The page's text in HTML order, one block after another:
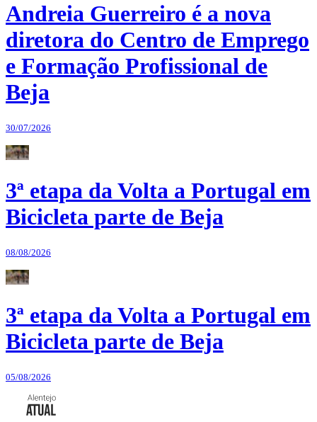
Andreia Guerreiro é a nova
diretora do Centro de Emprego
e Formação Profissional de
Beja
30/07/2026
3ª etapa da Volta a Portugal em
Bicicleta parte de Beja
08/08/2026
3ª etapa da Volta a Portugal em
Bicicleta parte de Beja
05/08/2026